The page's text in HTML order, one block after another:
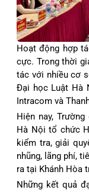
Hoạt động hợp
cực. Trong thời
tác với nhiều cơ
Đại học Luật Hà
Intracom và
Hiện nay,
Hà Nội tổ chức
kiểm tra, giải
nhũng, lãng phí,
ra tại Khánh Hòa
Những kết quả